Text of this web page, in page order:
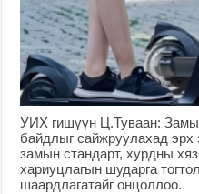
УИХ гишүүн Ц.Туваан:
байдлыг сайжруулахад эрх
замын стандарт, хурдны
хариуцлагын шударга
шаардлагатайг онцоллоо.